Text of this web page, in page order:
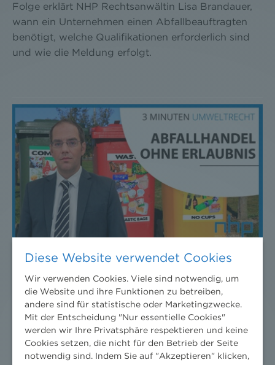
Folge erklärt NHP Rechtsanwältin Lisa Brandauer,
wann ein Unternehmen einen Abfallbeauftragten
benötigt, welche Qualifikationen erforderlich sind
und wie die Meldung erfolgt.
10. Dezember 2021 News /3 Minuten Umweltrecht
Im österreichischen Abfallrecht braucht ein
Abfallsammler eine behördliche Erlaubnis. Jemand,
der „nur“ mit Abfall handelt, braucht diese nicht
Diese Website verwendet Cookies
Wir verwenden Cookies. Viele sind notwendig, um
die Website und ihre Funktionen zu betreiben,
andere sind für statistische oder Marketingzwecke.
Mit der Entscheidung "Nur essentielle Cookies"
werden wir Ihre Privatsphäre respektieren und keine
Cookies setzen, die nicht für den Betrieb der Seite
notwendig sind. Indem Sie auf "Akzeptieren" klicken,